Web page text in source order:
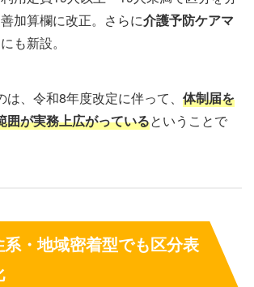
加算欄に改正。さらに介護予防ケアマ
にも新設。
、令和8年度改定に伴って、 体制届を
囲が実務上広がっているということで
・地域密着型でも区分表